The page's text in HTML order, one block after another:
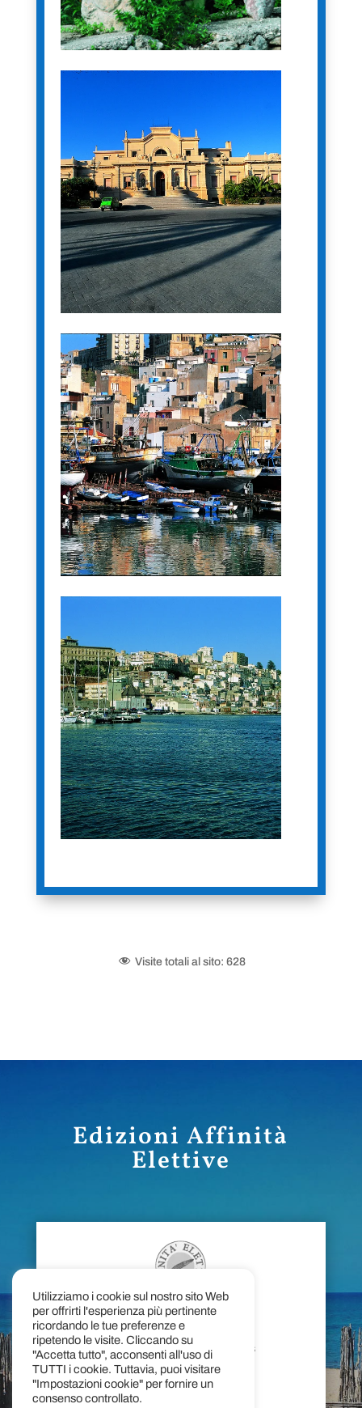
Visite totali al sito: 628
Edizioni Affinità
Elettive
Indirizzo
Viale Regina Margherita 5/bis
98122 - Messina
Utilizziamo i cookie sul nostro sito Web
per offrirti l'esperienza più pertinente
ricordando le tue preferenze e
ripetendo le visite. Cliccando su
"Accetta tutto", acconsenti all'uso di
TUTTI i cookie. Tuttavia, puoi visitare
"Impostazioni cookie" per fornire un
consenso controllato.